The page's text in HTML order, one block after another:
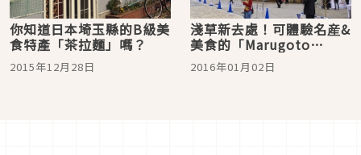
你知道日本埼玉縣的B級美
食特產「茶拉麵」嗎？
2015年12月28日
淺草新去處！可體驗名産&
美食的「Marugoto
Nippon」（1）
2016年01月02日